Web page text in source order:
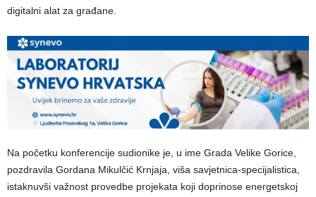
digitalni alat za građane.
​Na početku konferencije sudionike je, u ime Grada Velike Gorice,
pozdravila Gordana Mikulčić Krnjaja, viša savjetnica-specijalistica,
istaknuvši važnost provedbe projekata koji doprinose energetskoj